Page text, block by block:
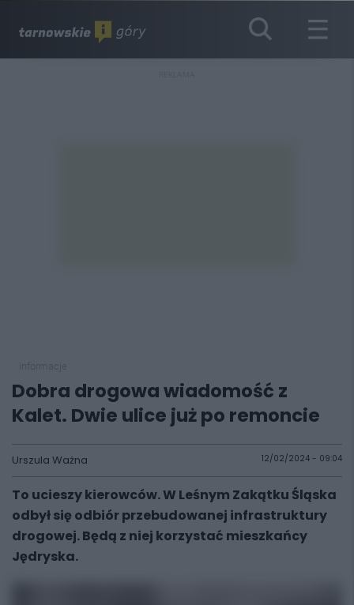
Dobra drogowa wiadomość z
Kalet. Dwie ulice już po remoncie
Urszula Ważna 12/02/2024 - 09:04
To ucieszy kierowców. W Leśnym Zakątku Śląska
odbył się odbiór przebudowanej infrastruktury
drogowej. Będą z niej korzystać mieszkańcy
Jędryska.